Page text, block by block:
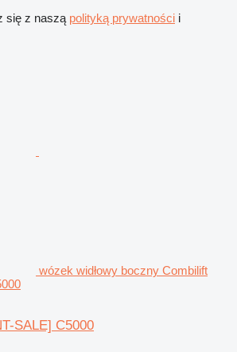
się z naszą polityką prywatności i
wózek widłowy boczny Combilift
SALE] C5000